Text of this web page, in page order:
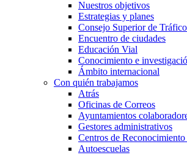
Nuestros objetivos
Estrategias y planes
Consejo Superior de
Encuentro de ciudades
Educación Vial
Conocimiento e
Ámbito internacional
Con quién trabajamos
Atrás
Oficinas de Correos
Ayuntamientos
Gestores administrativos
Centros de
Autoescuelas